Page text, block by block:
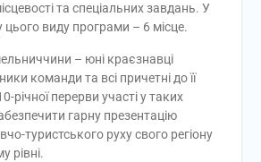
та спеціальних завдань. У
цього виду програми – 6 місце.
– юні краєзнавці
команди та всі причетні до її
річної перерви участі у таких
гарну презентацію
туристського руху свого регіону
рівні.